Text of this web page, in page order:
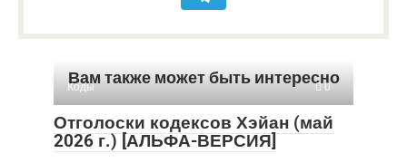
Вам также может быть интересно
Коды 0
Отголоски кодексов Хэйан (май
2026 г.) [АЛЬФА-ВЕРСИЯ]